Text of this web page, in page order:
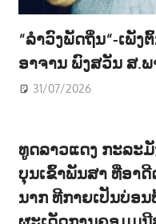
“ລຳວົງພັດຖິ່ນ“-ເພັ
ອາຈານ ພົງສວັນ ສ.
31/07/2026
ທູດລາວແດງ ກະລະ
ບຸນເຂົ້າພັນສາ ທີ່ອາ
ນາກ ທີກາຍເປັນບ່ອ